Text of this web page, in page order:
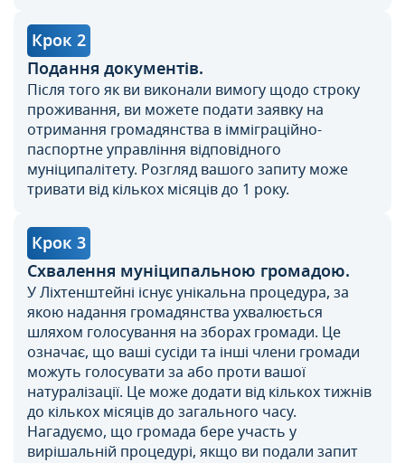
Крок 2
Подання документів.
Після того як ви виконали вимогу щодо строку
проживання, ви можете подати заявку на
отримання громадянства в імміграційно-
паспортне управління відповідного
муніципалітету. Розгляд вашого запиту може
тривати від кількох місяців до 1 року.
Крок 3
Схвалення муніципальною громадою.
У Ліхтенштейні існує унікальна процедура, за
якою надання громадянства ухвалюється
шляхом голосування на зборах громади. Це
означає, що ваші сусіди та інші члени громади
можуть голосувати за або проти вашої
натуралізації. Це може додати від кількох тижнів
до кількох місяців до загального часу.
Нагадуємо, що громада бере участь у
вирішальній процедурі, якщо ви подали запит